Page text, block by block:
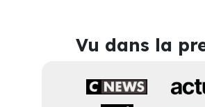
Vu dans la